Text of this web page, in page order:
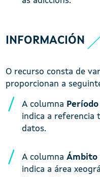
INFORMACIÓN
O recurso consta de
proporcionan a
A columna Período
indica a referencia
datos.
A columnaÁmbito
indica a área